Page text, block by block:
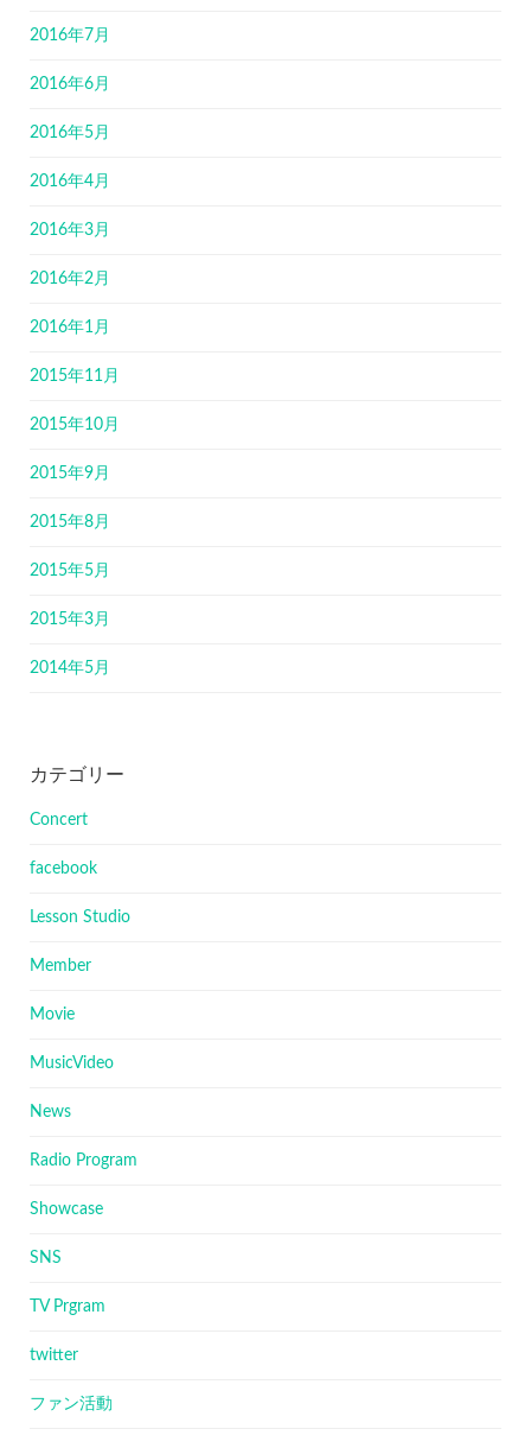
2016年7月
2016年6月
2016年5月
2016年4月
2016年3月
2016年2月
2016年1月
2015年11月
2015年10月
2015年9月
2015年8月
2015年5月
2015年3月
2014年5月
カテゴリー
Concert
facebook
Lesson Studio
Member
Movie
MusicVideo
News
Radio Program
Showcase
SNS
TV Prgram
twitter
ファン活動